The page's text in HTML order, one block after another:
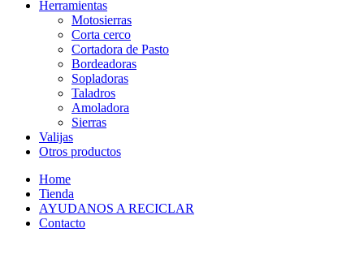
Herramientas
Motosierras
Corta cerco
Cortadora de Pasto
Bordeadoras
Sopladoras
Taladros
Amoladora
Sierras
Valijas
Otros productos
Home
Tienda
AYUDANOS A RECICLAR
Contacto